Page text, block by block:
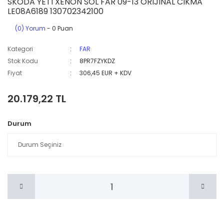
LE08A6189 130702342100
(0) Yorum - 0 Puan
Kategori
FAR
Stok Kodu
8PR7FZYKDZ
Fiyat
306,45 EUR + KDV
20.179,22 TL
Durum